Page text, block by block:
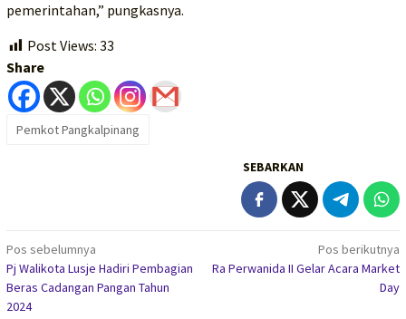
pemerintahan,” pungkasnya.
Post Views: 33
Share
Pemkot Pangkalpinang
SEBARKAN
Navigasi
pos
Pos sebelumnya
Pj Walikota Lusje Hadiri Pembagian
Beras Cadangan Pangan Tahun
2024
Pos berikutnya
Ra Perwanida II Gelar Acara Market
Day